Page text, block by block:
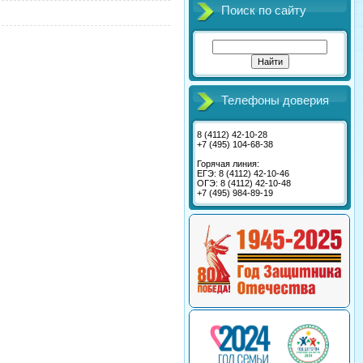
Поиск по сайту
Телефоны доверия
8 (4112) 42-10-28
+7 (495) 104-68-38
Горячая линия:
ЕГЭ: 8 (4112) 42-10-46
ОГЭ: 8 (4112) 42-10-48
+7 (495) 984-89-19